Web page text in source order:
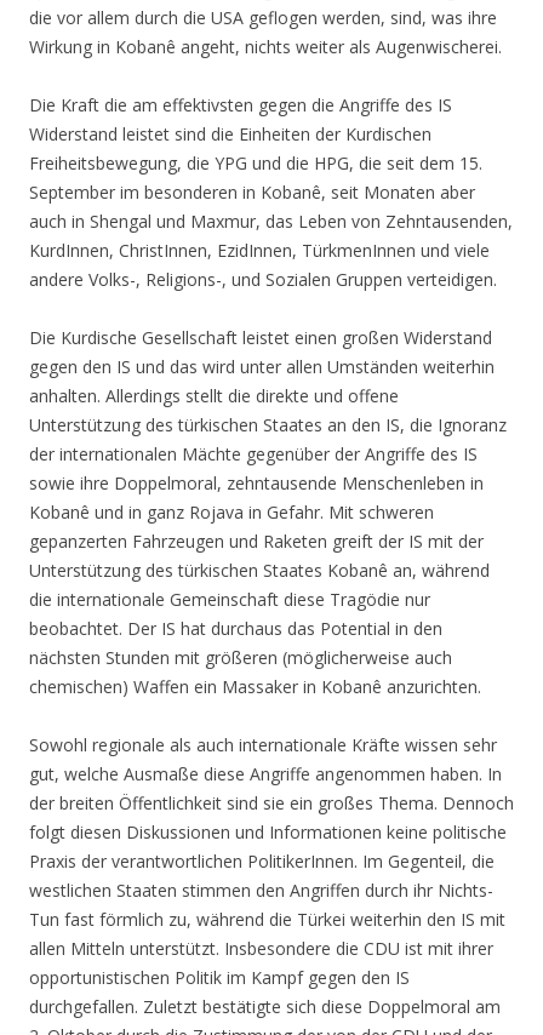
die vor allem durch die USA geflogen werden, sind, was ihre
Wirkung in Kobanê angeht, nichts weiter als Augenwischerei.
Die Kraft die am effektivsten gegen die Angriffe des IS
Widerstand leistet sind die Einheiten der Kurdischen
Freiheitsbewegung, die YPG und die HPG, die seit dem 15.
September im besonderen in Kobanê, seit Monaten aber
auch in Shengal und Maxmur, das Leben von Zehntausenden,
KurdInnen, ChristInnen, EzidInnen, TürkmenInnen und viele
andere Volks-, Religions-, und Sozialen Gruppen verteidigen.
Die Kurdische Gesellschaft leistet einen großen Widerstand
gegen den IS und das wird unter allen Umständen weiterhin
anhalten. Allerdings stellt die direkte und offene
Unterstützung des türkischen Staates an den IS, die Ignoranz
der internationalen Mächte gegenüber der Angriffe des IS
sowie ihre Doppelmoral, zehntausende Menschenleben in
Kobanê und in ganz Rojava in Gefahr. Mit schweren
gepanzerten Fahrzeugen und Raketen greift der IS mit der
Unterstützung des türkischen Staates Kobanê an, während
die internationale Gemeinschaft diese Tragödie nur
beobachtet. Der IS hat durchaus das Potential in den
nächsten Stunden mit größeren (möglicherweise auch
chemischen) Waffen ein Massaker in Kobanê anzurichten.
Sowohl regionale als auch internationale Kräfte wissen sehr
gut, welche Ausmaße diese Angriffe angenommen haben. In
der breiten Öffentlichkeit sind sie ein großes Thema. Dennoch
folgt diesen Diskussionen und Informationen keine politische
Praxis der verantwortlichen PolitikerInnen. Im Gegenteil, die
westlichen Staaten stimmen den Angriffen durch ihr Nichts-
Tun fast förmlich zu, während die Türkei weiterhin den IS mit
allen Mitteln unterstützt. Insbesondere die CDU ist mit ihrer
opportunistischen Politik im Kampf gegen den IS
durchgefallen. Zuletzt bestätigte sich diese Doppelmoral am